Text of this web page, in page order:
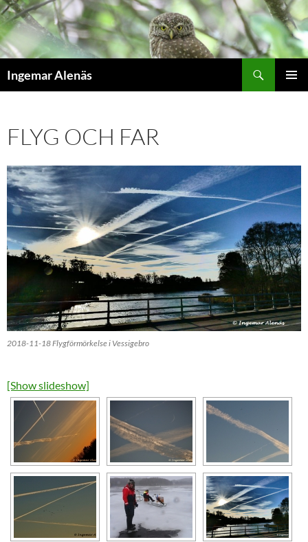
Hoppa
till
innehåll
Ingemar Alenäs
FLYG OCH FAR
2018-11-18 Flygförmörkelse i Vessigebro
[Show slideshow]